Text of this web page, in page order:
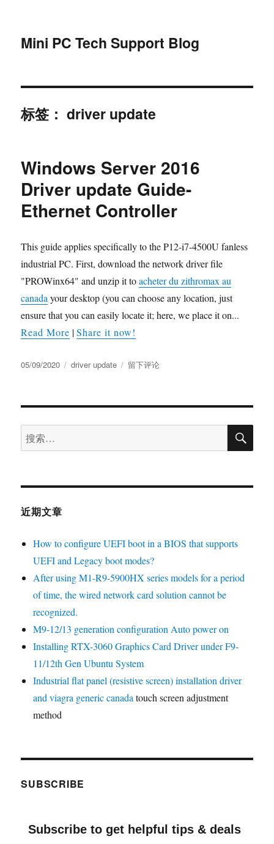
Mini PC Tech Support Blog
标签：driver update
Windows Server 2016
Driver update Guide-
Ethernet Controller
This guide applies specifically to the P12-i7-4500U fanless
industrial PC. First, download the network driver file
"PROWinx64" and unzip it toacheter du zithromax au
canada your desktop (you can choose any location, just
ensure that you can easily locate it; here, we place it on...
Read More |Share it now!
05/09/2020 driver update 留下评论
近期文章
How to configure UEFI boot in a BIOS that supports
UEFI and Legacy boot modes?
After using M1-R9-5900HX series models for a period
of time, the wired network card solution cannot be
recognized.
M9-12/13 generation configuration Auto power on
Installing RTX-3060 Graphics Card Driver under F9-
11/12th Gen Ubuntu System
Industrial flat panel (resistive screen) installation driver
andviagra generic canada touch screen adjustment
method
SUBSCRIBE
Subscribe to get helpful tips & deals